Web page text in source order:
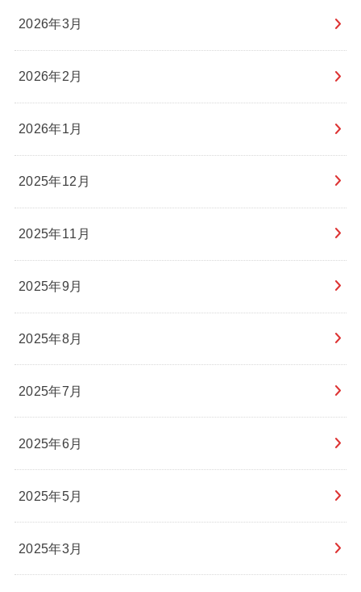
2026年3月
2026年2月
2026年1月
2025年12月
2025年11月
2025年9月
2025年8月
2025年7月
2025年6月
2025年5月
2025年3月